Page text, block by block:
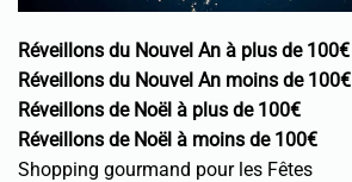
Réveillons du Nouvel An à plus de 100€
Réveillons du Nouvel An moins de 100€
Réveillons de Noël à plus de 100€
Réveillons de Noël à moins de 100€
Shopping gourmand pour les Fêtes